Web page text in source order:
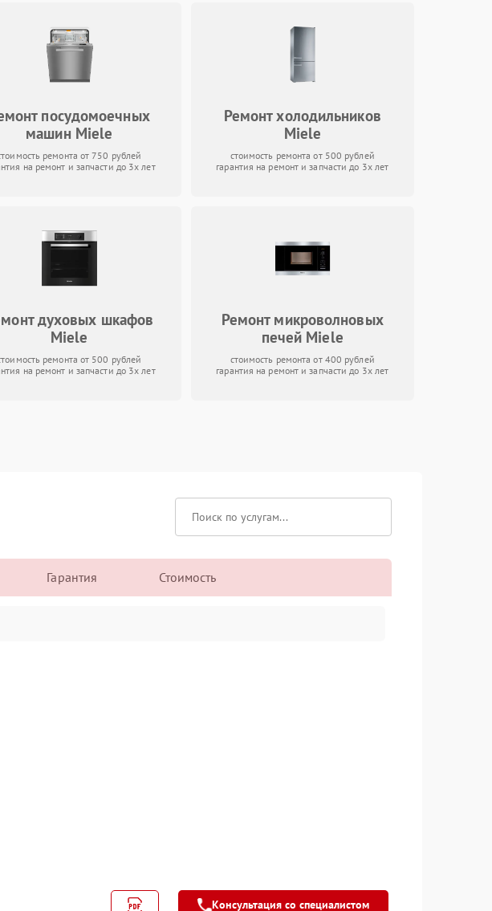
посудомоечных
машин Miele
ремонта от 750 рублей
на ремонт и запчасти до 3х лет
Ремонт холодильников
Miele
стоимость ремонта от 500 рублей
гарантия на ремонт и запчасти до 3х лет
духовых шкафов
Miele
ремонта от 500 рублей
на ремонт и запчасти до 3х лет
Ремонт микроволновых
печей Miele
стоимость ремонта от 400 рублей
гарантия на ремонт и запчасти до 3х лет
Гарантия Стоимость
Консультация со специалистом